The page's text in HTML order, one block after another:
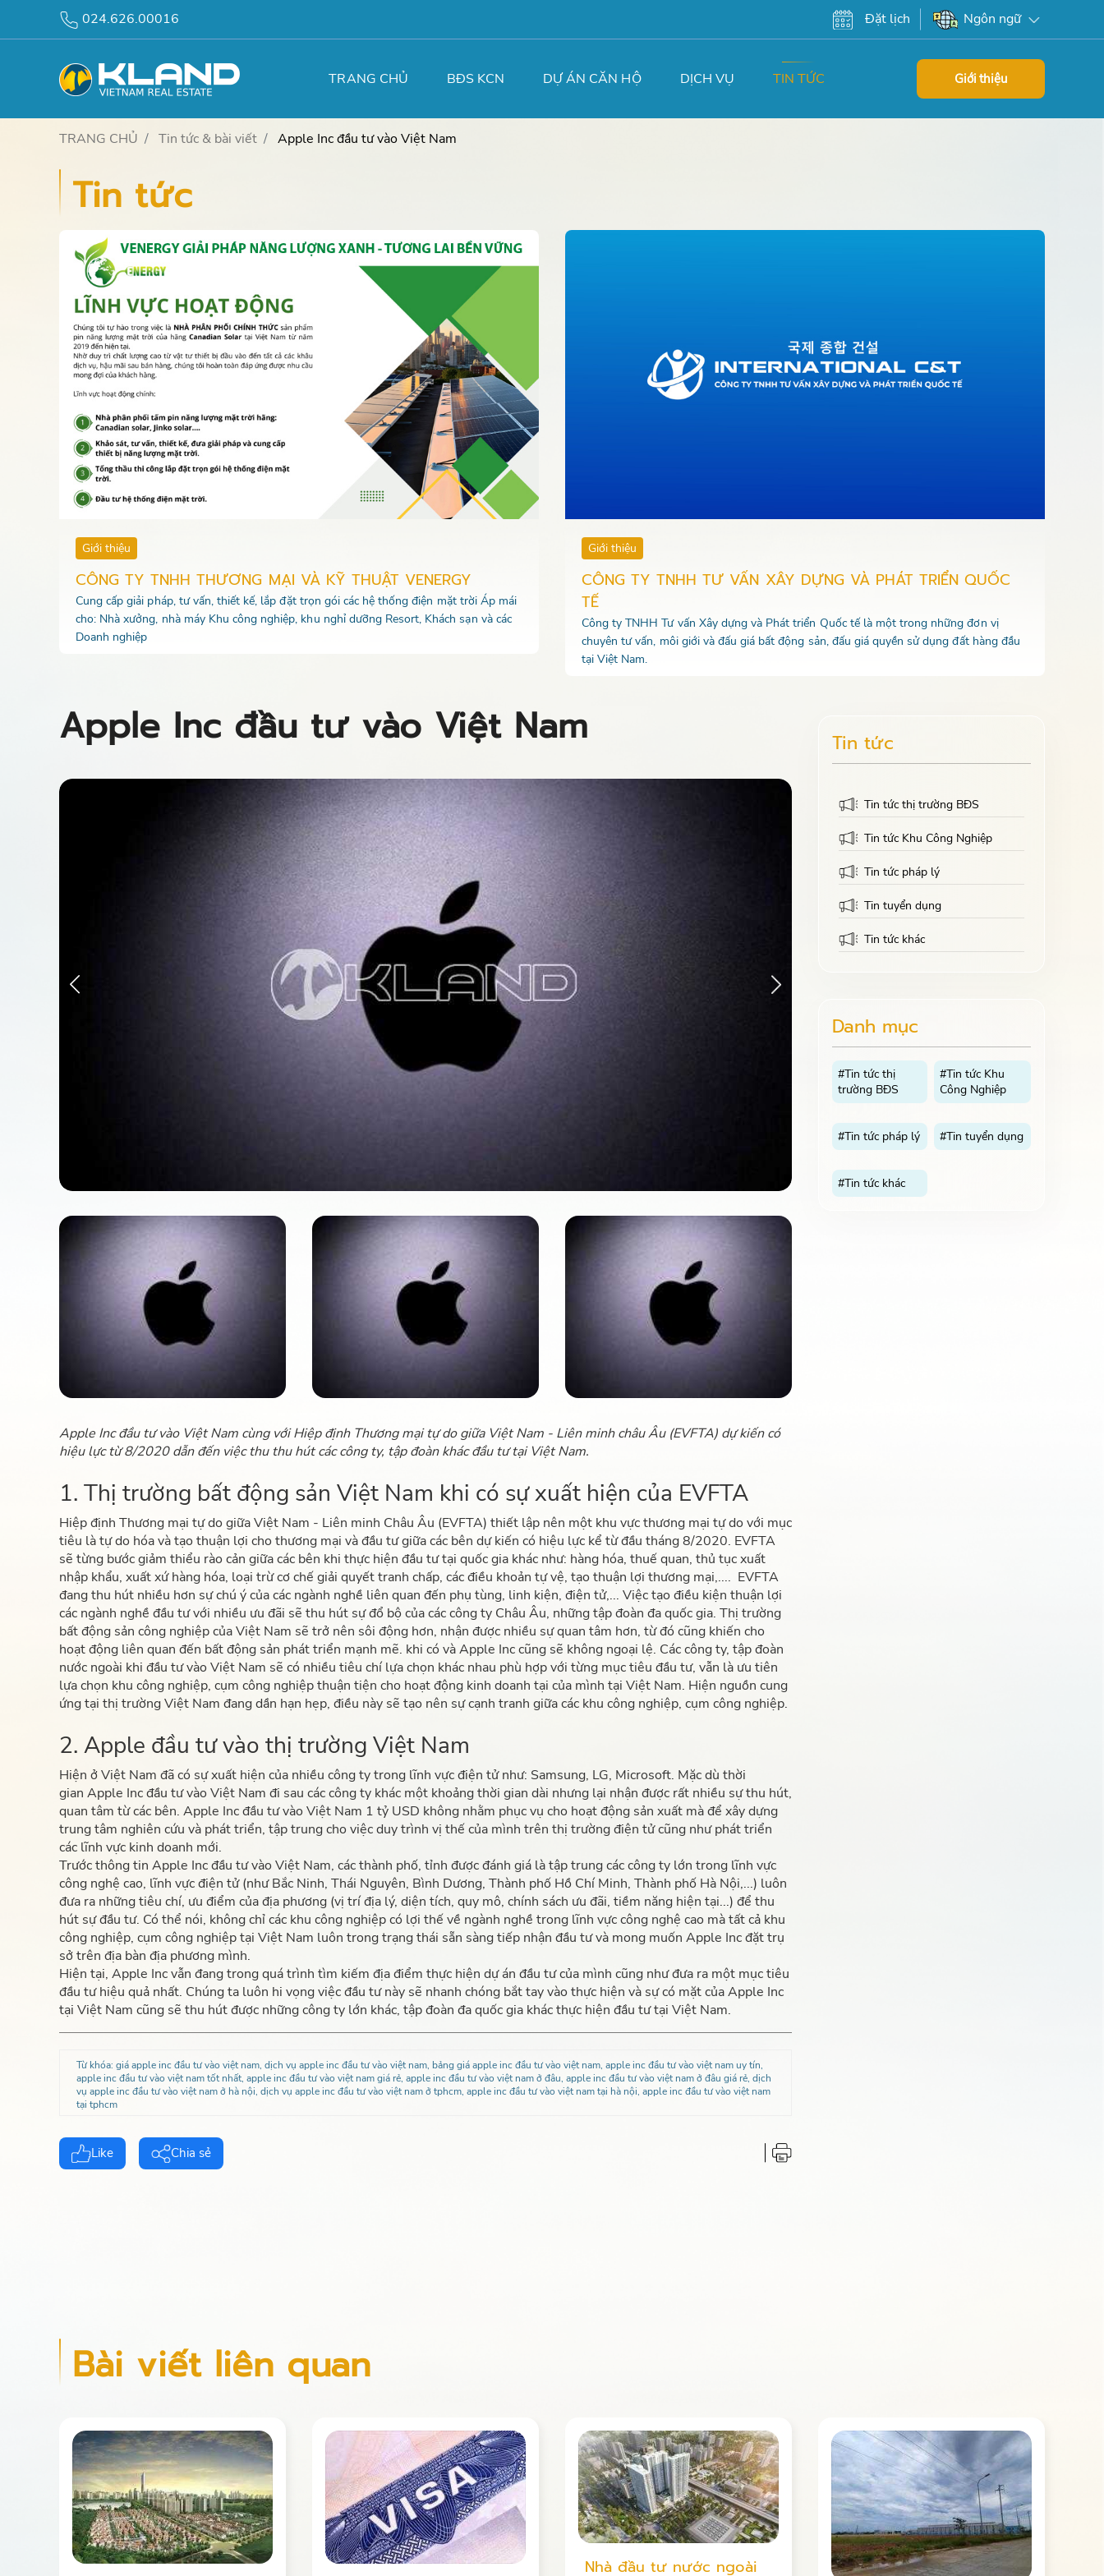
024.626.00016 Đặt lịch Ngôn ngữ
TRANG CHỦ BĐS KCN DỰ ÁN CĂN HỘ DỊCH VỤ TIN TỨC Giới thiệu
TRANG CHỦ Tin tức & bài viết Apple Inc đầu tư vào Việt Nam
Tin tức
Giới thiệu
CÔNG TY TNHH THƯƠNG MẠI VÀ KỸ THUẬT VENERGY
Cung cấp giải pháp, tư vấn, thiết kế, lắp đặt trọn gói các hệ thống điện mặt trời Áp mái
cho: Nhà xưởng, nhà máy Khu công nghiệp, khu nghỉ dưỡng Resort, Khách sạn và các
Doanh nghiệp
Giới thiệu
CÔNG TY TNHH TƯ VẤN XÂY DỰNG VÀ PHÁT TRIỂN QUỐC
TẾ
Công ty TNHH Tư vấn Xây dựng và Phát triển Quốc tế là một trong những đơn vị
chuyên tư vấn, môi giới và đấu giá bất động sản, đấu giá quyền sử dụng đất hàng đầu
tại Việt Nam.
Apple Inc đầu tư vào Việt Nam
Apple Inc đầu tư vào Việt Nam cùng với Hiệp định Thương mại tự do giữa Việt Nam - Liên minh châu Âu (EVFTA) dự kiến có
hiệu lực từ 8/2020 dẫn đến việc thu thu hút các công ty, tập đoàn khác đầu tư tại Việt Nam.
1. Thị trường bất động sản Việt Nam khi có sự xuất hiện của EVFTA
Hiệp định Thương mại tự do giữa Việt Nam - Liên minh Châu Âu (EVFTA) thiết lập nên một khu vực thương mại tự do với mục
tiêu là tự do hóa và tạo thuận lợi cho thương mại và đầu tư giữa các bên dự kiến có hiệu lực kể từ đầu tháng 8/2020. EVFTA
sẽ từng bước giảm thiểu rào cản giữa các bên khi thực hiện đầu tư tại quốc gia khác như: hàng hóa, thuế quan, thủ tục xuất
nhập khẩu, xuất xứ hàng hóa, loại trừ cơ chế giải quyết tranh chấp, các điều khoản tự vệ, tạo thuận lợi thương mại,.... EVFTA
đang thu hút nhiều hơn sự chú ý của các ngành nghề liên quan đến phụ tùng, linh kiện, điện tử,... Việc tạo điều kiện thuận lợi
các ngành nghề đầu tư với nhiều ưu đãi sẽ thu hút sự đổ bộ của các công ty Châu Âu, những tập đoàn đa quốc gia. Thị trường
bất động sản công nghiệp của Việt Nam sẽ trở nên sôi động hơn, nhận được nhiều sự quan tâm hơn, từ đó cũng khiến cho
hoạt động liên quan đến bất động sản phát triển mạnh mẽ. khi có và Apple Inc cũng sẽ không ngoại lệ. Các công ty, tập đoàn
nước ngoài khi đầu tư vào Việt Nam sẽ có nhiều tiêu chí lựa chọn khác nhau phù hợp với từng mục tiêu đầu tư, vẫn là ưu tiên
lựa chọn khu công nghiệp, cụm công nghiệp thuận tiện cho hoạt động kinh doanh tại của mình tại Việt Nam. Hiện nguồn cung
ứng tại thị trường Việt Nam đang dần hạn hẹp, điều này sẽ tạo nên sự cạnh tranh giữa các khu công nghiệp, cụm công nghiệp.
2. Apple đầu tư vào thị trường Việt Nam
Hiện ở Việt Nam đã có sự xuất hiện của nhiều công ty trong lĩnh vực điện tử như: Samsung, LG, Microsoft. Mặc dù thời
gian Apple Inc đầu tư vào Việt Nam đi sau các công ty khác một khoảng thời gian dài nhưng lại nhận được rất nhiều sự thu hút,
quan tâm từ các bên. Apple Inc đầu tư vào Việt Nam 1 tỷ USD không nhằm phục vụ cho hoạt động sản xuất mà để xây dựng
trung tâm nghiên cứu và phát triển, tập trung cho việc duy trình vị thế của mình trên thị trường điện tử cũng như phát triển
các lĩnh vực kinh doanh mới.
Trước thông tin Apple Inc đầu tư vào Việt Nam, các thành phố, tỉnh được đánh giá là tập trung các công ty lớn trong lĩnh vực
công nghệ cao, lĩnh vực điện tử (như Bắc Ninh, Thái Nguyên, Bình Dương, Thành phố Hồ Chí Minh, Thành phố Hà Nội,...) luôn
đưa ra những tiêu chí, ưu điểm của địa phương (vị trí địa lý, diện tích, quy mô, chính sách ưu đãi, tiềm năng hiện tại...) để thu
hút sự đầu tư. Có thể nói, không chỉ các khu công nghiệp có lợi thế về ngành nghề trong lĩnh vực công nghệ cao mà tất cả khu
công nghiệp, cụm công nghiệp tại Việt Nam luôn trong trạng thái sẵn sàng tiếp nhận đầu tư và mong muốn Apple Inc đặt trụ
sở trên địa bàn địa phương mình.
Hiện tại, Apple Inc vẫn đang trong quá trình tìm kiếm địa điểm thực hiện dự án đầu tư của mình cũng như đưa ra một mục tiêu
đầu tư hiệu quả nhất. Chúng ta luôn hi vọng việc đầu tư này sẽ nhanh chóng bắt tay vào thực hiện và sự có mặt của Apple Inc
tại Việt Nam cũng sẽ thu hút được những công ty lớn khác, tập đoàn đa quốc gia khác thực hiện đầu tư tại Việt Nam.
Từ khóa: giá apple inc đầu tư vào việt nam, dịch vụ apple inc đầu tư vào việt nam, bảng giá apple inc đầu tư vào việt nam, apple inc đầu tư vào việt nam uy tín,
apple inc đầu tư vào việt nam tốt nhất, apple inc đầu tư vào việt nam giá rẻ, apple inc đầu tư vào việt nam ở đâu, apple inc đầu tư vào việt nam ở đâu giá rẻ, dịch
vụ apple inc đầu tư vào việt nam ở hà nội, dịch vụ apple inc đầu tư vào việt nam ở tphcm, apple inc đầu tư vào việt nam tại hà nội, apple inc đầu tư vào việt nam
tại tphcm
Like Chia sẻ
Tin tức
Tin tức thị trường BĐS
Tin tức Khu Công Nghiệp
Tin tức pháp lý
Tin tuyển dụng
Tin tức khác
Danh mục
#Tin tức thị
trường BĐS
#Tin tức Khu
Công Nghiệp
#Tin tức pháp lý #Tin tuyển dụng
#Tin tức khác
Bài viết liên quan
Nhà đầu tư nước ngoài